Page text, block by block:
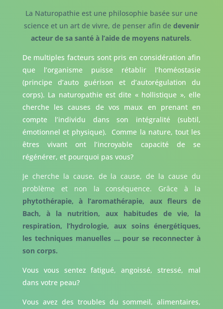
La Naturopathie est une philosophie basée sur une
science et un art de vivre, de penser afin de devenir
acteur de sa santé à l’aide de moyens naturels.
De multiples facteurs sont pris en considération afin
que l’organisme puisse rétablir l’homéostasie
(principe d’auto guérison et d’autorégulation du
corps). La naturopathie est dite « hollistique », elle
cherche les causes de vos maux en prenant en
compte l’individu dans son intégralité (subtil,
émotionnel et physique). Comme la nature, tout les
êtres vivant ont l’incroyable capacité de se
régénérer, et pourquoi pas vous?
Je cherche la cause, de la cause, de la cause du
problème et non la conséquence. Grâce à la
phytothérapie, à l’aromathérapie, aux fleurs de
Bach, à la nutrition, aux habitudes de vie, la
respiration, l’hydrologie, aux soins énergétiques,
les techniques manuelles … pour se reconnecter à
son corps.
Vous vous sentez fatigué, angoissé, stressé, mal
dans votre peau?
Vous avez des troubles du sommeil, alimentaires,